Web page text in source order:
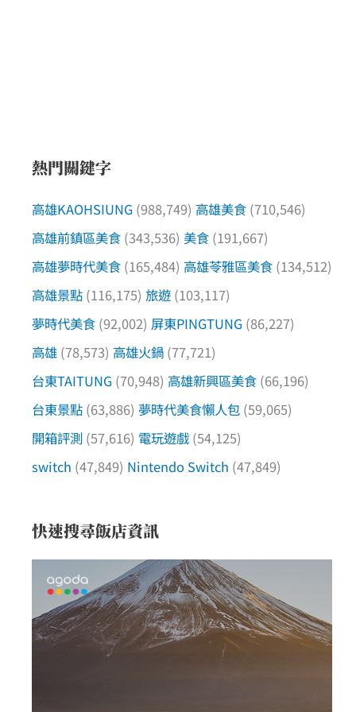
熱門關鍵字
高雄KAOHSIUNG (988,749) 高雄美食 (710,546)
高雄前鎮區美食 (343,536) 美食 (191,667)
高雄夢時代美食 (165,484) 高雄苓雅區美食 (134,512)
高雄景點 (116,175) 旅遊 (103,117)
夢時代美食 (92,002) 屏東PINGTUNG (86,227)
高雄 (78,573) 高雄火鍋 (77,721)
台東TAITUNG (70,948) 高雄新興區美食 (66,196)
台東景點 (63,886) 夢時代美食懶人包 (59,065)
開箱評測 (57,616) 電玩遊戲 (54,125)
switch (47,849) Nintendo Switch (47,849)
快速搜尋飯店資訊